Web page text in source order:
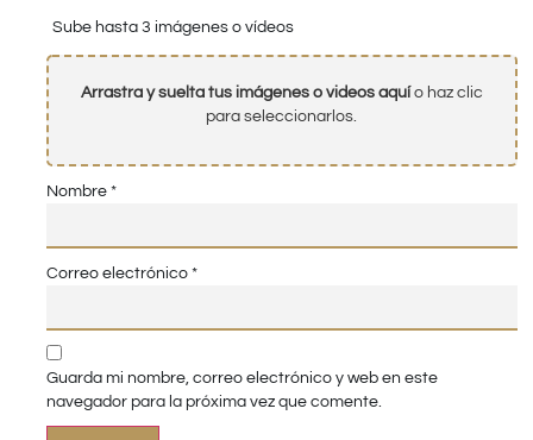
Sube hasta 3 imágenes o vídeos
Arrastra y suelta tus imágenes o videos aquío haz clic
para seleccionarlos.
Nombre *
Correo electrónico *
Guarda mi nombre, correo electrónico y web en este
navegador para la próxima vez que comente.